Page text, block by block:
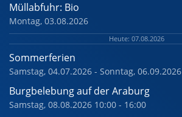
Müllabfuhr: Bio
Montag, 03.08.2026
Heute: 07.08.2026
Sommerferien
Samstag, 04.07.2026 - Sonntag, 06.09.2026
Burgbelebung auf der Araburg
Samstag, 08.08.2026 10:00 - 16:00